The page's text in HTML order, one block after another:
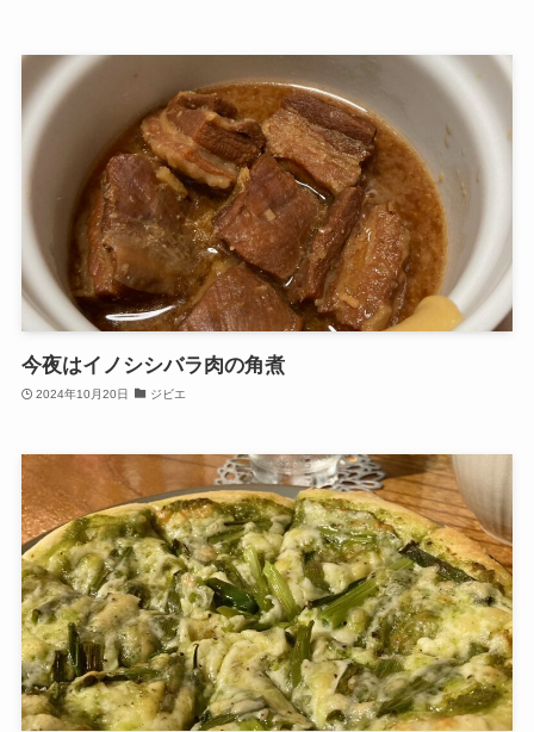
今夜はイノシシバラ肉の角煮
2024年10月20日 ジビエ